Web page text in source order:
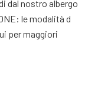
dal nostro albergo
le modalità d
per maggiori